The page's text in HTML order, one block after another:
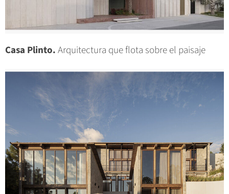
Casa Plinto.Arquitectura que flota sobre el paisaje